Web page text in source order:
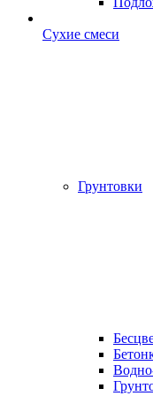
Сухие смеси
Грунтовки